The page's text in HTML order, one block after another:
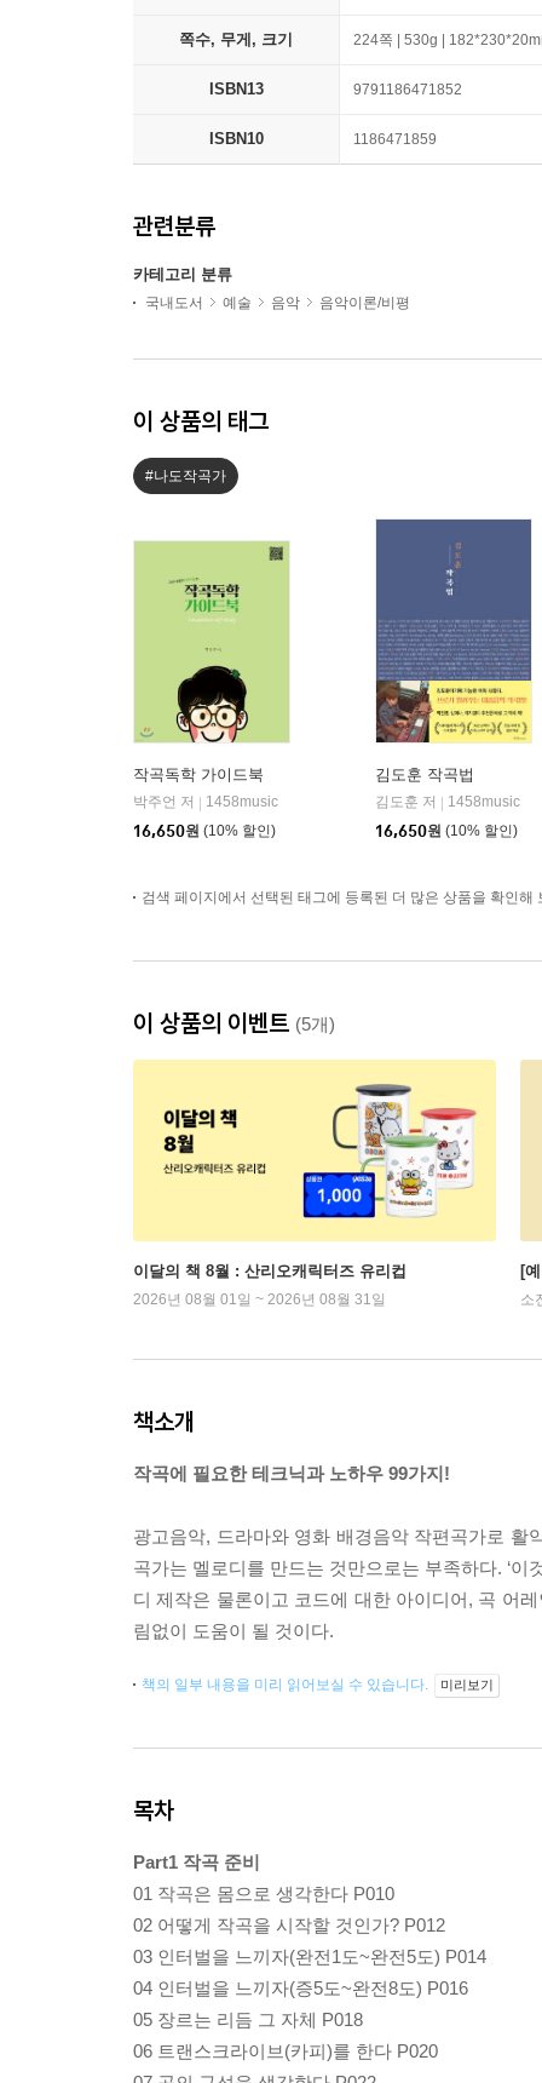
쪽수, 무게, 크기 224쪽 | 530g |
ISBN13 9791186471852
ISBN10 1186471859
관련분류
카테고리 분류
국내도서 예술 음악 음악이론/비평
이 상품의 태그
#나도작곡가
작곡독학 가이드북
박주언 저
1458music
16,650원 (10% 할인)
김도훈 작곡법
김도훈 저
1458music
16,650원 (10% 할인)
검색 페이지에서 선택된 태그에 등록된 더 많은 상품을 확인해
이 상품의 이벤트 (5개)
이달의 책 8월 : 산리오캐릭터즈 유리컵
2026년 08월 01일 ~ 2026년 08월 31일
[
소
책소개
작곡에 필요한 테크닉과 노하우 99가지!
광고음악, 드라마와 영화 배경음악 작편곡가로
곡가는 멜로디를 만드는 것만으로는 부족하다. ‘
디 제작은 물론이고 코드에 대한 아이디어, 곡 어
림없이 도움이 될 것이다.
책의 일부 내용을 미리 읽어보실 수 있습니다. 미리보기
목차
Part1 작곡 준비
01 작곡은 몸으로 생각한다 P010
02 어떻게 작곡을 시작할 것인가? P012
03 인터벌을 느끼자(완전1도~완전5도) P014
04 인터벌을 느끼자(증5도~완전8도) P016
05 장르는 리듬 그 자체 P018
06 트랜스크라이브(카피)를 한다 P020